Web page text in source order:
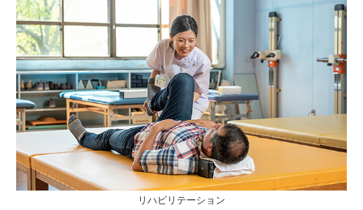
リハビリテーション